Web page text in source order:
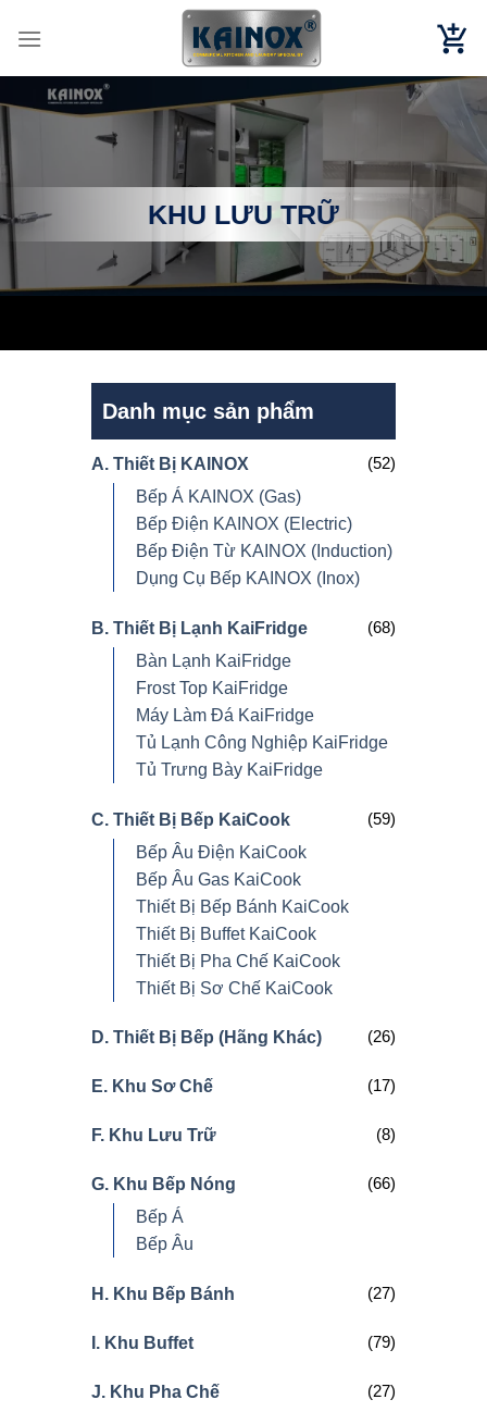
đến
KHU LƯU TRỮ
Danh mục sản phẩm
A. Thiết Bị KAINOX
(52)
Bếp Á KAINOX (Gas)
Bếp Điện KAINOX (Electric)
Bếp Điện Từ KAINOX (Induction)
Dụng Cụ Bếp KAINOX (Inox)
B. Thiết Bị Lạnh KaiFridge
(68)
Bàn Lạnh KaiFridge
Frost Top KaiFridge
Máy Làm Đá KaiFridge
Tủ Lạnh Công Nghiệp KaiFridge
Tủ Trưng Bày KaiFridge
C. Thiết Bị Bếp KaiCook
(59)
Bếp Âu Điện KaiCook
Bếp Âu Gas KaiCook
Thiết Bị Bếp Bánh KaiCook
Thiết Bị Buffet KaiCook
Thiết Bị Pha Chế KaiCook
Thiết Bị Sơ Chế KaiCook
D. Thiết Bị Bếp (Hãng Khác) (26)
E. Khu Sơ Chế (17)
F. Khu Lưu Trữ (8)
G. Khu Bếp Nóng
(66)
Bếp Á
Bếp Âu
H. Khu Bếp Bánh (27)
I. Khu Buffet (79)
J. Khu Pha Chế (27)